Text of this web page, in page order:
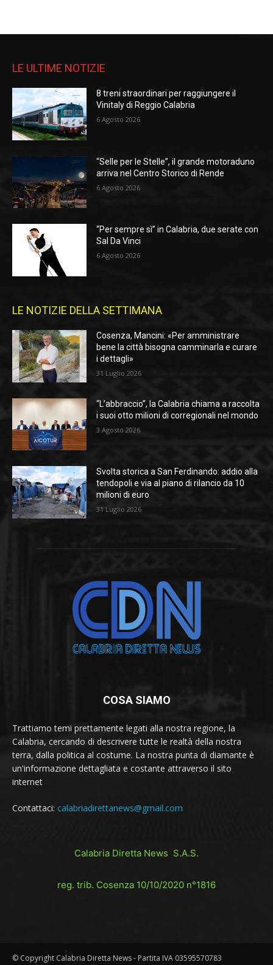
LE ULTIME NOTIZIE
8 treni straordinari per raggiungere il
Vinitaly di Reggio Calabria
6 Agosto 2026
“Selle per le Stelle”, il grande motoraduno
arriva nel Centro Storico di Rende
6 Agosto 2026
“Per sempre sì” in Calabria, due serate con
Sal Da Vinci
6 Agosto 2026
LE NOTIZIE DELLA SETTIMANA
Cosenza, Mancini: «Per amministrare
bene la città bisogna camminarla e curare
i dettagli»
31 Luglio 2026
“L’abbraccio”, la Calabria chiama a raccolta
i suoi otto milioni di corregionali nel mondo
3 Agosto 2026
Svolta storica a San Ferdinando: addio alla
tendopoli e via al piano di rilancio da 10
milioni di euro
31 Luglio 2026
COSA SIAMO
Trattiamo temi prettamente legati alla nostra regione, la
Calabria, cercando di descrivere tutte le realtà della nostra
terra, dalla politica al costume. La nostra punta di diamante è
un'informazione dettagliata e costante attraverso il sito
internet
Contattaci: calabriadirettanews@gmail.com
Calabria Diretta News S.A.S.
reg. trib. Cosenza 10/10/2020 n°1816
© Copyright Calabria Diretta News - Partita IVA 03595570783